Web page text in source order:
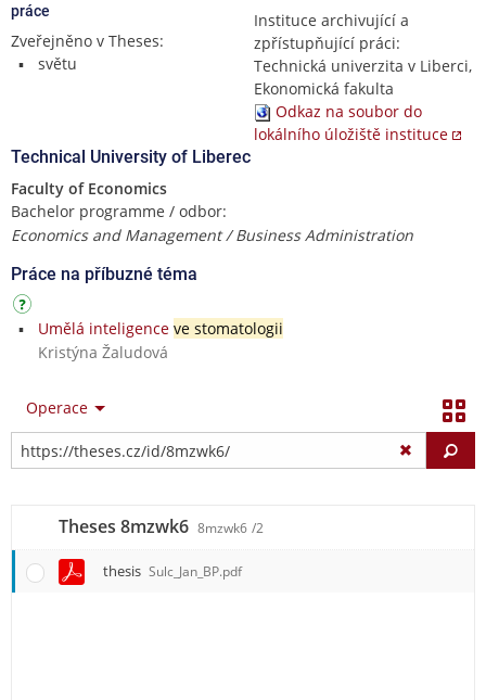
práce
Zveřejněno v Theses:
světu
Instituce archivující a
zpřístupňující práci:
Technická univerzita v Liberci,
Ekonomická fakulta
Odkaz na soubor do
lokálního úložiště instituce
Technical University of Liberec
Faculty of Economics
Bachelor programme / odbor:
Economics and Management / Business Administration
Práce na příbuzné téma
Umělá inteligence ve stomatologii
Kristýna Žaludová
Operace
Theses 8mzwk6 8mzwk6 /2
thesis Sulc_Jan_BP.pdf